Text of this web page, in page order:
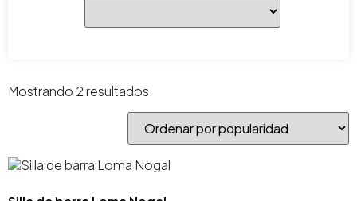
Mostrando 2 resultados